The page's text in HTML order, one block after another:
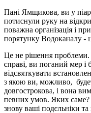
Пані Ямщикова, ви у
потиснули руку на
поважна організація і
порятунку Водоканалу -
Це не рішення проблеми.
справі, ви поганий мер і
відсвяткувати
з якою ви, можливо,
довгострокова, і вона
певних умов. Яких саме?
знову ваші подєльніки